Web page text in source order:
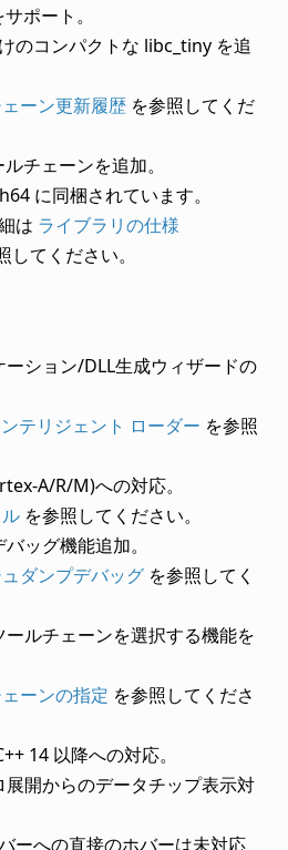
ポート。
のコンパクトな libc_tiny を追
ーン更新履歴を参照してくだ
チェーンを追加。
に同梱されています。
は ライブラリの仕様
してください。
ーション/DLL生成ウィザードの
テリジェント ローダー を参照
A/R/M)への対応。
を参照してください。
ッグ機能追加。
ダンプデバッグを参照してく
ールチェーンを選択する機能を
ーンの指定 を参照してくださ
14 以降への対応。
開からのデータチップ表示対
ーへの直接のホバーは未対応